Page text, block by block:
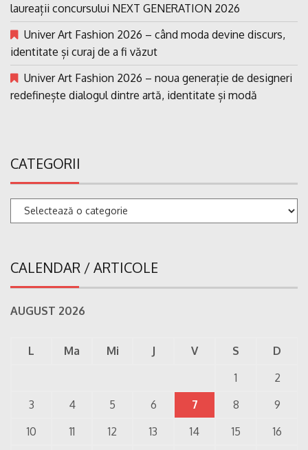
laureații concursului NEXT GENERATION 2026
Univer Art Fashion 2026 – când moda devine discurs,
identitate și curaj de a fi văzut
Univer Art Fashion 2026 – noua generație de designeri
redefinește dialogul dintre artă, identitate și modă
CATEGORII
Categorii
CALENDAR / ARTICOLE
AUGUST 2026
L Ma Mi J V S
D
1
2
3
4 5 6 7 8
9
10
11 12 13 14 15
16